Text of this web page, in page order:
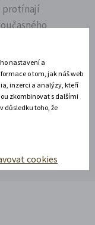
protínají
nastavení a
o tom, jak náš web
inzerci a analýzy, kteří
zkombinovat s dalšími
důsledku toho, že
cookies